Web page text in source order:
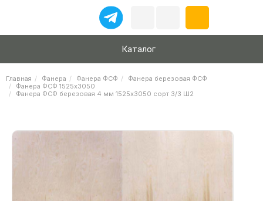
Каталог
Главная Фанера Фанера ФСФ
Фанера березовая ФСФ
Фанера ФСФ 1525х3050
Фанера ФСФ березовая 4 мм 1525х3050 сорт 3/3 Ш2